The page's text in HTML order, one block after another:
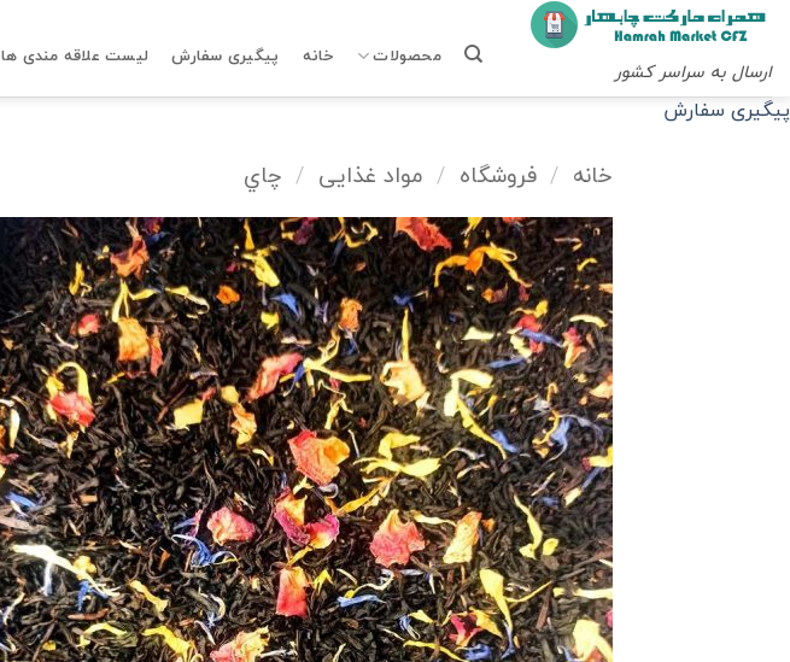
Skip
content
ارسال به سراسر کشور
محصولات خانه پیگیری سفارش لیست علاقه مندی ها
پیگیری سفارش
خانه / فروشگاه / مواد غذایی / چاي